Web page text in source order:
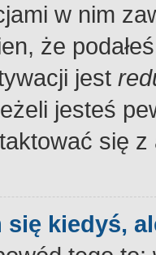
w nim
że
jest
jesteś
się
się kiedyś,